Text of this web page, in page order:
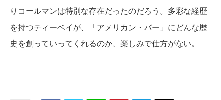
りコールマンは特別な存在だったのだろう。多彩な経歴
を持つティーベイが、「アメリカン・バー」にどんな歴
史を創っていってくれるのか、楽しみで仕方がない。